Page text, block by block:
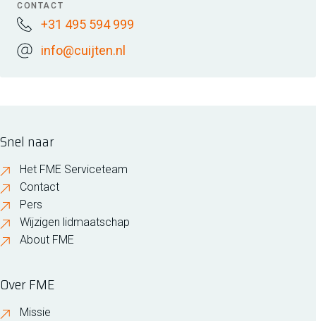
CONTACT
+31 495 594 999
info@cuijten.nl
Snel naar
Het FME Serviceteam
Contact
Pers
Wijzigen lidmaatschap
About FME
Over FME
Missie